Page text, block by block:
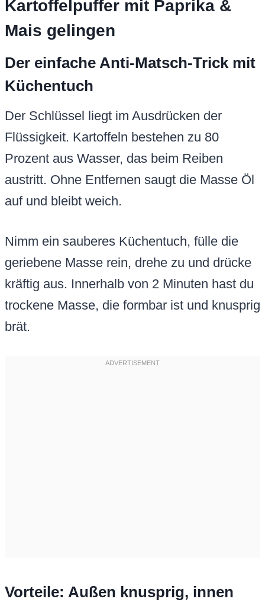
Kartoffelpuffer mit Paprika &
Mais gelingen
Der einfache Anti-Matsch-Trick mit
Küchentuch
Der Schlüssel liegt im Ausdrücken der
Flüssigkeit. Kartoffeln bestehen zu 80
Prozent aus Wasser, das beim Reiben
austritt. Ohne Entfernen saugt die Masse Öl
auf und bleibt weich.
Nimm ein sauberes Küchentuch, fülle die
geriebene Masse rein, drehe zu und drücke
kräftig aus. Innerhalb von 2 Minuten hast du
trockene Masse, die formbar ist und knusprig
brät.
Vorteile: Außen knusprig, innen